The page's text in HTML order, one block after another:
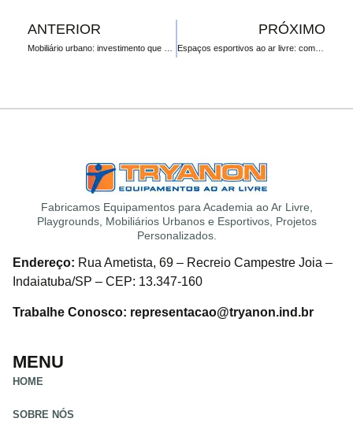
ANTERIOR PRÓXIMO
Fabricamos Equipamentos para Academia ao Ar Livre,
Playgrounds, Mobiliários Urbanos e Esportivos, Projetos
Personalizados.
Endereço: Rua Ametista, 69 – Recreio Campestre Joia –
Indaiatuba/SP – CEP: 13.347-160
Trabalhe Conosco: representacao@tryanon.ind.br
MENU
HOME
SOBRE NÓS